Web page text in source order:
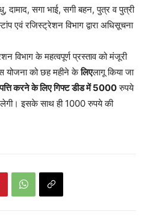
दामाद, सगा भाई, सगी बहन, पुत्र व पुत्री
एवं रजिस्ट्रेशन विभाग द्वारा अधिसूचना
विभाग के महत्वपूर्ण प्रस्ताव को मंजूरी
योजना को छह महीने केलिएलागू किया जा
करने के लिए गिफ्ट डीड में 5000रुपये
इसके साथ ही 1000 रुपये की